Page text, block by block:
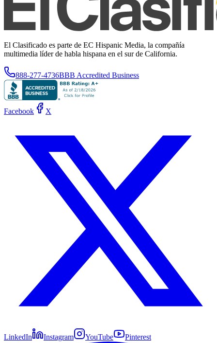
El Clasificado es parte de EC Hispanic Media, la compañía
multimedia líder de habla hispana en el sur de California.
888-277-4736BBB Accredited Business
Facebook X
LinkedIn Instagram YouTube Pinterest